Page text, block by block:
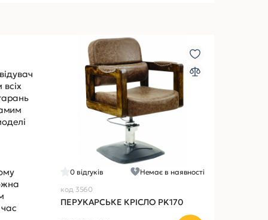
0 відгуків
Немає в наявності
код 3560
ПЕРУКАРСЬКЕ КРІСЛО PK170